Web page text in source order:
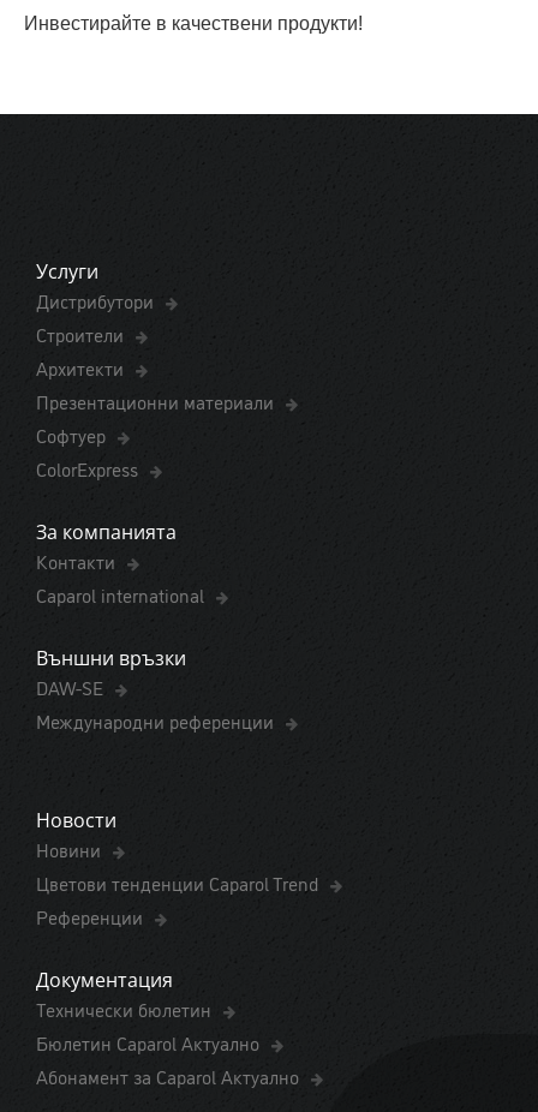
Инвестирайте в качествени продукти!
Услуги
Дистрибутори
Строители
Архитекти
Презентационни материали
Софтуер
ColorExpress
За компанията
Контакти
Caparol international
Външни връзки
DAW-SE
Международни референции
Новости
Новини
Цветови тенденции Caparol Trend
Референции
Документация
Технически бюлетин
Бюлетин Caparol Актуално
Абонамент за Caparol Актуално